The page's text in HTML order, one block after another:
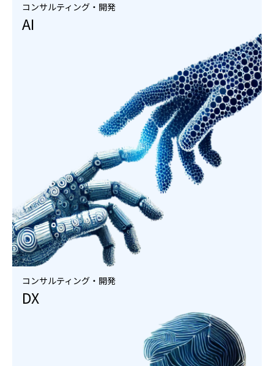
コンサルティング・開発
AI
コンサルティング・開発
DX